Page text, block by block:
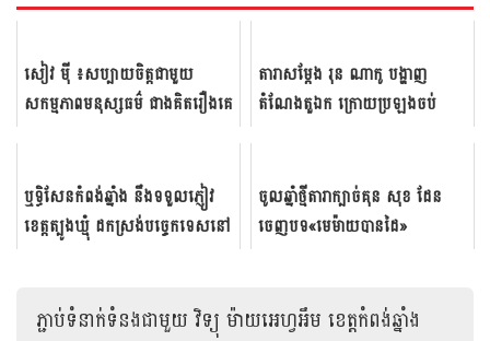
សៀវ មុី​ ៖​សប្បាយ​ចិត្ត​ជាមួយ
សកម្មភាព​មនុស្សធម៌ ​ជាង​គិត​រឿង​គេ​
តារាសម្តែង រុន ណាកូ បង្ហាញ
តំណែងតួឯក ក្រោយប្រឡងចប់
ឬទ្ធិសែន​កំពង់ឆ្នាំង នឹង​ទទួល​​ភ្ញៀវ​​​
ខេត្តត្បូង​​ឃ្មុំ ដក​ស្រង់​បច្ចេកទេស​​នៅ
ចូលឆ្នាំថ្មីតារា​ក្បាច់​គុន ​សុខ​ ដែន​
ចេញបទ​«មេម៉ាយ​បាន​ដៃ​» ​
ភ្ជាប់ទំនាក់ទំនងជាមួយវិទ្យុ ម៉ាយអេហ្វអឹម ខេត្តកំពង់ឆ្នាំង